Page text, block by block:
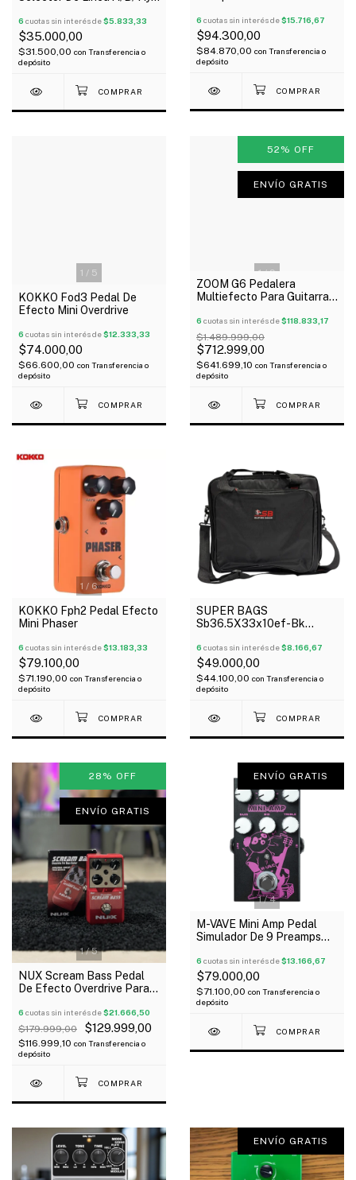
6 cuotas sin interés de$5.833,33
$35.000,00
$31.500,00 con Transferencia o
depósito
18V/100Ma
6 cuotas sin interés de$15.716,67
$94.300,00
$84.870,00 con Transferencia o
depósito
1 / 5
KOKKO Fod3 Pedal De
Efecto Mini Overdrive
6 cuotas sin interés de$12.333,33
$74.000,00
$66.600,00 con Transferencia o
depósito
1/9
52 % OFF
ENVÍO GRATIS
ZOOM G6 Pedalera
Multiefecto Para Guitarra
6 cuotas sin interés de$118.833,17
$1.489.999,00
$712.999,00
$641.699,10 con Transferencia o
depósito
1 / 6
KOKKO Fph2 Pedal Efecto
Mini Phaser
6 cuotas sin interés de$13.183,33
$79.100,00
$71.190,00 con Transferencia o
depósito
SUPER BAGS
Sb36.5X33x10ef-Bk
Multiefectos Acolchada
10Mm
6 cuotas sin interés de$8.166,67
$49.000,00
$44.100,00 con Transferencia o
depósito
1/5
28 % OFF
ENVÍO GRATIS
NUX Scream Bass Pedal
De Efecto Overdrive Para
6 cuotas sin interés de$21.666,50
$179.999,00 $129.999,00
$116.999,10 con Transferencia o
depósito
1/4
ENVÍO GRATIS
M-VAVE Mini Amp Pedal
Simulador De 9 Preamps
6 cuotas sin interés de$13.166,67
$79.000,00
$71.100,00 con Transferencia o
depósito
ENVÍO GRATIS